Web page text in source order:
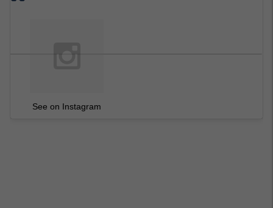
See on Instagram